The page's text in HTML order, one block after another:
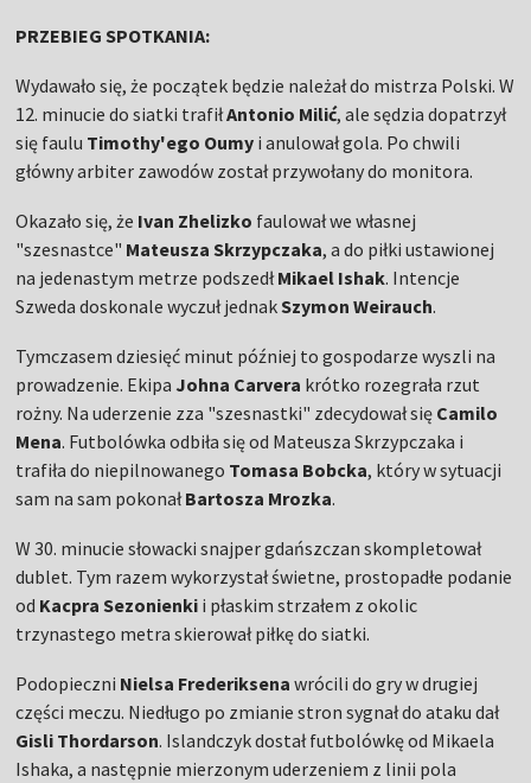
PRZEBIEG SPOTKANIA:
Wydawało się, że początek będzie należał do mistrza Polski. W
12. minucie do siatki trafiłAntonio Milić, ale sędzia dopatrzył
się faulu Timothy'ego Oumy i anulował gola. Po chwili
główny arbiter zawodów został przywołany do monitora.
Okazało się, że Ivan Zhelizko faulował we własnej
"szesnastce" Mateusza Skrzypczaka, a do piłki ustawionej
na jedenastym metrze podszedłMikael Ishak. Intencje
Szweda doskonale wyczuł jednakSzymon Weirauch.
Tymczasem dziesięć minut później to gospodarze wyszli na
prowadzenie. Ekipa Johna Carvera krótko rozegrała rzut
rożny. Na uderzenie zza "szesnastki" zdecydował się Camilo
Mena. Futbolówka odbiła się od Mateusza Skrzypczaka i
trafiła do niepilnowanego Tomasa Bobcka, który w sytuacji
sam na sam pokonałBartosza Mrozka.
W 30. minucie słowacki snajper gdańszczan skompletował
dublet. Tym razem wykorzystał świetne, prostopadłe podanie
od Kacpra Sezonienki i płaskim strzałem z okolic
trzynastego metra skierował piłkę do siatki.
Podopieczni Nielsa Frederiksena wrócili do gry w drugiej
części meczu. Niedługo po zmianie stron sygnał do ataku dał
Gisli Thordarson. Islandczyk dostał futbolówkę od Mikaela
Ishaka, a następnie mierzonym uderzeniem z linii pola